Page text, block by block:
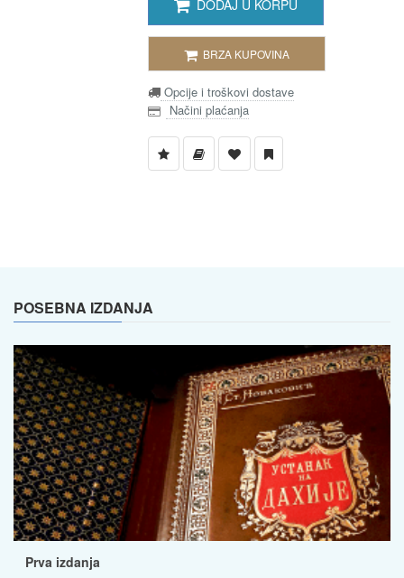
DODAJ U KORPU
BRZA KUPOVINA
Opcije i troškovi dostave
Načini plaćanja
POSEBNA IZDANJA
Prva izdanja